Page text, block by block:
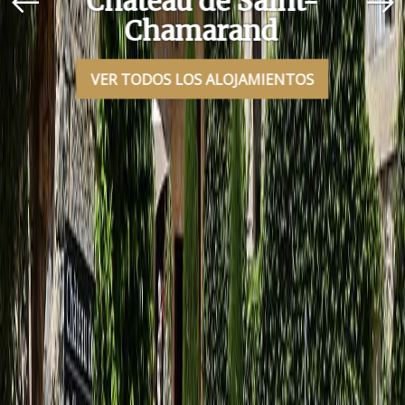
Chamarand
VER TODOS LOS ALOJAMIENTOS